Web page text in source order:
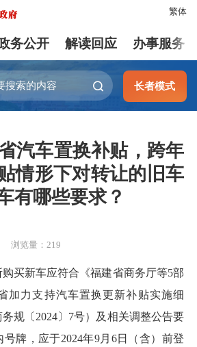
繁体
务公开 解读回应 办事服务
长者模式
汽车置换补贴，跨年
情形下对转让的旧车
有哪些要求？
浏览量： 219
买新车应符合《福建省商务厅等5部
加力支持汽车置换更新补贴实施细
规〔2024〕7号）及相关调整公告要
牌，应于2024年9月6日（含）前登